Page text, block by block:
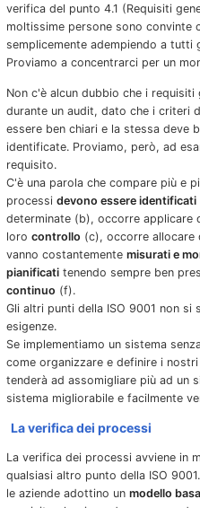
verifica del punto 4.1 (Requisiti
moltissime persone sono
semplicemente adempiendo a tutti
Proviamo a concentrarci per un
Non c'è alcun dubbio che i
durante un audit, dato che i criteri
essere ben chiari e la stessa deve
identificate. Proviamo, però, ad
requisito.
C'è una parola che compare più e
processi devono essere identificati
determinate (b), occorre applicare
loro controllo (c), occorre allocare
vanno costantemente misurati e
pianificati tenendo sempre ben
continuo (f).
Gli altri punti della ISO 9001 non
esigenze.
Se implementiamo un sistema
come organizzare e definire i
tenderà ad assomigliare più ad un
sistema migliorabile e facilmente
La verifica dei processi
La verifica dei processi avviene in
qualsiasi altro punto della ISO
le aziende adottino un modello